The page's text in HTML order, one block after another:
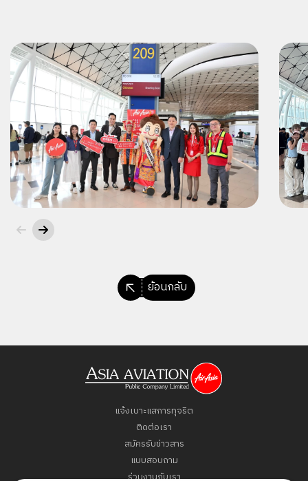
ย้อนกลับ
แจ้งเบาะแสการทุจริต
ติดต่อเรา
สมัครรับข่าวสาร
แบบสอบถาม
ร่วมงานกับเรา